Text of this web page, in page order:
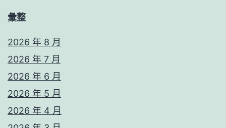
彙整
2026 年 8 月
2026 年 7 月
2026 年 6 月
2026 年 5 月
2026 年 4 月